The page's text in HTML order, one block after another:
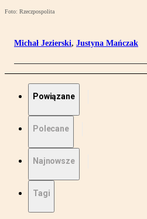
Foto: Rzeczpospolita
Michał Jezierski, Justyna Mańczak
Powiązane
Polecane
Najnowsze
Tagi